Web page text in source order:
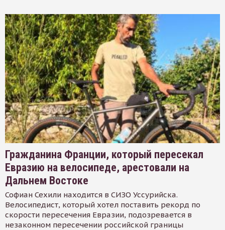
Гражданина Франции, который пересекал
Евразию на велосипеде, арестовали на
Дальнем Востоке
Софиан Сехили находится в СИЗО Уссурийска.
Велосипедист, который хотел поставить рекорд по
скорости пересечения Евразии, подозревается в
незаконном пересечении российской границы